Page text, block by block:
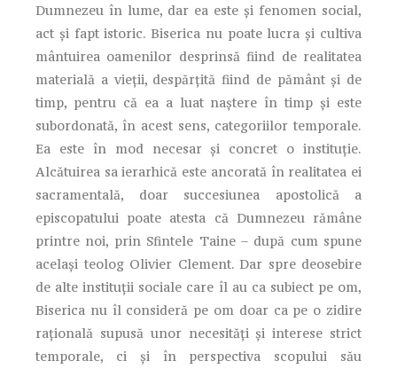
Dumnezeu în lume, dar ea este şi fenomen social,
act şi fapt istoric. Biserica nu poate lucra şi cultiva
mântuirea oamenilor desprinsă fiind de realitatea
materială a vieţii, despărţită fiind de pământ şi de
timp, pentru că ea a luat naştere în timp şi este
subordonată, în acest sens, categoriilor temporale.
Ea este în mod necesar şi concret o instituţie.
Alcătuirea sa ierarhică este ancorată în realitatea ei
sacramentală, doar succesiunea apostolică a
episcopatului poate atesta că Dumnezeu rămâne
printre noi, prin Sfintele Taine – după cum spune
acelaşi teolog Olivier Clement. Dar spre deosebire
de alte instituţii sociale care îl au ca subiect pe om,
Biserica nu îl consideră pe om doar ca pe o zidire
raţională supusă unor necesităţi şi interese strict
temporale, ci şi în perspectiva scopului său